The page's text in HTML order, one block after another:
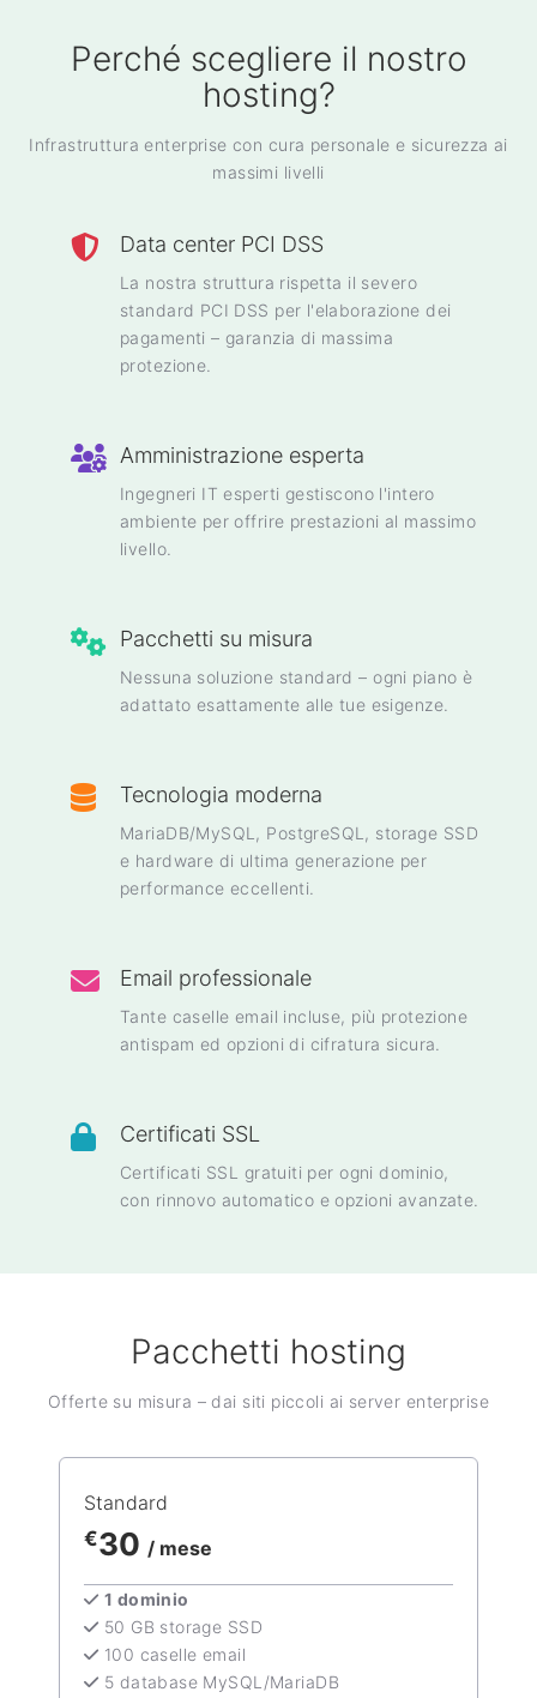
Perché scegliere il nostro
hosting?
Infrastruttura enterprise con cura personale e sicurezza ai
massimi livelli
Data center PCI DSS
La nostra struttura rispetta il severo
standard PCI DSS per l'elaborazione dei
pagamenti – garanzia di massima
protezione.
Amministrazione esperta
Ingegneri IT esperti gestiscono l'intero
ambiente per offrire prestazioni al massimo
livello.
Pacchetti su misura
Nessuna soluzione standard – ogni piano è
adattato esattamente alle tue esigenze.
Tecnologia moderna
MariaDB/MySQL, PostgreSQL, storage SSD
e hardware di ultima generazione per
performance eccellenti.
Email professionale
Tante caselle email incluse, più protezione
antispam ed opzioni di cifratura sicura.
Certificati SSL
Certificati SSL gratuiti per ogni dominio,
con rinnovo automatico e opzioni avanzate.
Pacchetti hosting
Offerte su misura – dai siti piccoli ai server enterprise
Standard
€30 / mese
1 dominio
50 GB storage SSD
100 caselle email
5 database MySQL/MariaDB